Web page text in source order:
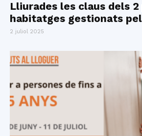
Lliurades les claus dels
habitatges gestionats
2 juliol 2025